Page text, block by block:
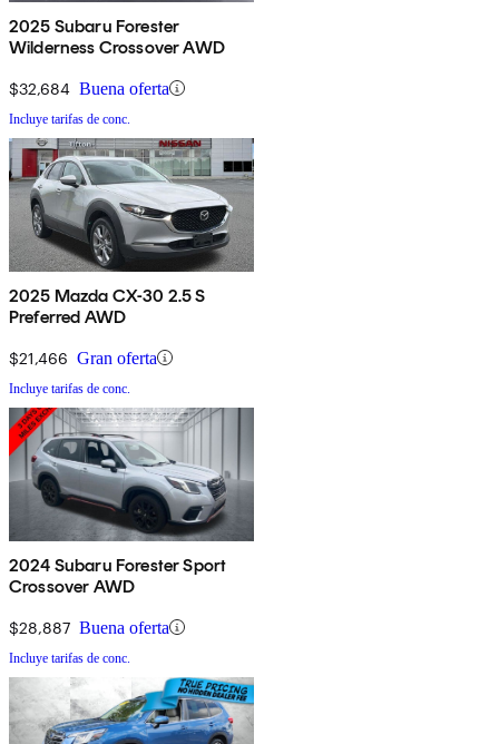
2025 Subaru Forester
Wilderness Crossover AWD
$32,684 Buena oferta
Incluye tarifas de conc.
2025 Mazda CX-30 2.5 S
Preferred AWD
$21,466 Gran oferta
Incluye tarifas de conc.
2024 Subaru Forester Sport
Crossover AWD
$28,887 Buena oferta
Incluye tarifas de conc.